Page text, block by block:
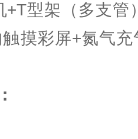
+T型架（多支管
摸彩屏+氮气